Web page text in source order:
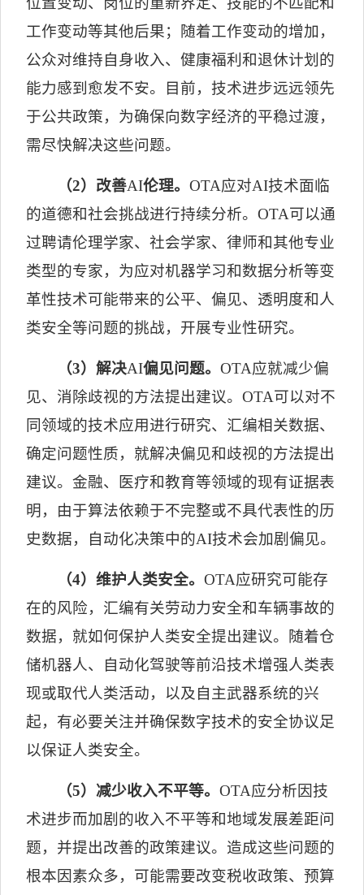
工作变动等其他后果；随着工作变动的增加，
公众对维持自身收入、健康福利和退休计划的
能力感到愈发不安。目前，技术进步远远领先
于公共政策，为确保向数字经济的平稳过渡，
需尽快解决这些问题。
（2）改善AI伦理。 OTA应对AI技术面临
的道德和社会挑战进行持续分析。OTA可以通
过聘请伦理学家、社会学家、律师和其他专业
类型的专家，为应对机器学习和数据分析等变
革性技术可能带来的公平、偏见、透明度和人
类安全等问题的挑战，开展专业性研究。
（3）解决AI偏见问题。 OTA应就减少偏
见、消除歧视的方法提出建议。OTA可以对不
同领域的技术应用进行研究、汇编相关数据、
确定问题性质，就解决偏见和歧视的方法提出
建议。金融、医疗和教育等领域的现有证据表
明，由于算法依赖于不完整或不具代表性的历
史数据，自动化决策中的AI技术会加剧偏见。
（4）维护人类安全。 OTA应研究可能存
在的风险，汇编有关劳动力安全和车辆事故的
数据，就如何保护人类安全提出建议。随着仓
储机器人、自动化驾驶等前沿技术增强人类表
现或取代人类活动，以及自主武器系统的兴
起，有必要关注并确保数字技术的安全协议足
以保证人类安全。
（5）减少收入不平等。 OTA应分析因技
术进步而加剧的收入不平等和地域发展差距问
题，并提出改善的政策建议。造成这些问题的
根本因素众多，可能需要改变税收政策、预算